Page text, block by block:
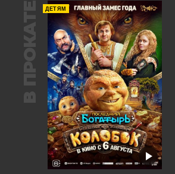
В ПРОКАТЕ ДЕТЯМ